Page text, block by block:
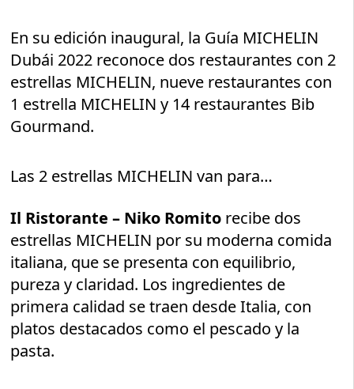
En su edición inaugural, la Guía MICHELIN
Dubái 2022 reconoce dos restaurantes con 2
estrellas MICHELIN, nueve restaurantes con
1 estrella MICHELIN y 14 restaurantes Bib
Gourmand.
Las 2 estrellas MICHELIN van para…
Il Ristorante – Niko Romito recibe dos
estrellas MICHELIN por su moderna comida
italiana, que se presenta con equilibrio,
pureza y claridad. Los ingredientes de
primera calidad se traen desde Italia, con
platos destacados como el pescado y la
pasta.